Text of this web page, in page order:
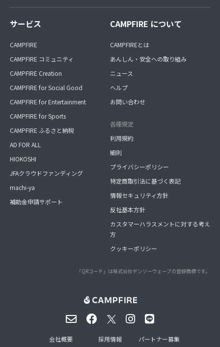
サービス
CAMPFIRE
CAMPFIRE コミュニティ
CAMPFIRE Creation
CAMPFIRE for Social Good
CAMPFIRE for Entertainment
CAMPFIRE for Sports
CAMPFIRE ふるさと納税
AD FOR ALL
HIOKOSHI
JFAクラウドファンディング
machi-ya
補助金申請サポート
CAMPFIRE について
CAMPFIREとは
あんしん・安全への取り組み
ニュース
ヘルプ
お問い合わせ
各種規定
利用規約
細則
プライバシーポリシー
特定商取引法に基づく表記
情報セキュリティ方針
反社基本方針
カスタマーハラスメントに対する考え
方
クッキーポリシー
「QRコード」は株式会社デンソーウェーブの登録商標です。
会社概要 採用情報 パートナー募集